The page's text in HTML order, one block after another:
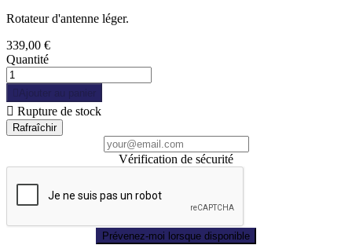
Rotateur d'antenne léger.
339,00 €
Quantité
Ajouter au panier
 Rupture de stock
Vérification de sécurité
Prévenez-moi lorsque disponible